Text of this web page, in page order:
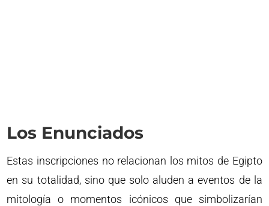
Los Enunciados
Estas inscripciones no relacionan los mitos de Egipto
en su totalidad, sino que solo aluden a eventos de la
mitología o momentos icónicos que simbolizarían